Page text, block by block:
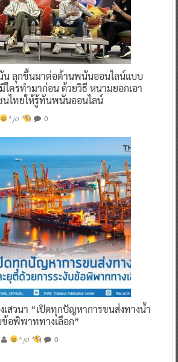
ลุกขึ้นมาต่อต้านพนันออนไลน์แบบ
ครทำมาก่อน ด้วยวิธี หนามยอกเอา
นไทยให้รู้ทันพนันออนไลน์
^ jo ^ 0
เสวนา “เปิดทุกปัญหาการขนส่งทางน้ำ
อพิพาททางเลือก”
^ jo ^ 0